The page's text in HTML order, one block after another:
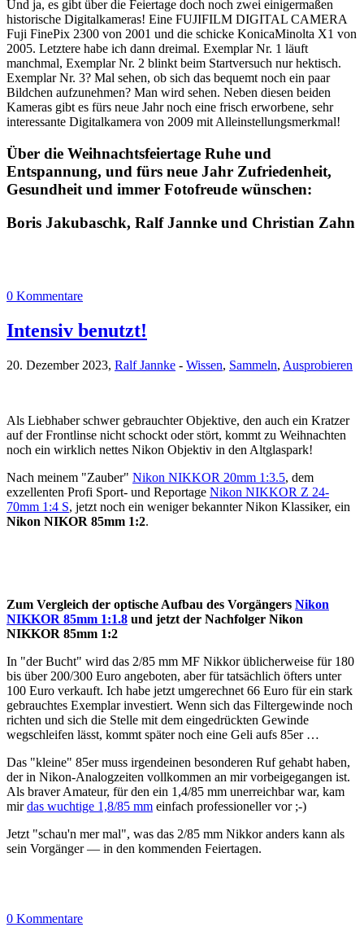
Und ja, es gibt über die Feiertage doch noch zwei einigermaßen
historische Digitalkameras! Eine FUJIFILM DIGITAL CAMERA
Fuji FinePix 2300 von 2001 und die schicke KonicaMinolta X1 von
2005. Letztere habe ich dann dreimal. Exemplar Nr. 1 läuft
manchmal, Exemplar Nr. 2 blinkt beim Startversuch nur hektisch.
Exemplar Nr. 3? Mal sehen, ob sich das bequemt noch ein paar
Bildchen aufzunehmen? Man wird sehen. Neben diesen beiden
Kameras gibt es fürs neue Jahr noch eine frisch erworbene, sehr
interessante Digitalkamera von 2009 mit Alleinstellungsmerkmal!
Über die Weihnachtsfeiertage Ruhe und
Entspannung, und fürs neue Jahr Zufriedenheit,
Gesundheit und immer Fotofreude wünschen:
Boris Jakubaschk, Ralf Jannke und Christian Zahn
0 Kommentare
Intensiv benutzt!
20. Dezember 2023, Ralf Jannke - Wissen, Sammeln, Ausprobieren
Als Liebhaber schwer gebrauchter Objektive, den auch ein Kratzer
auf der Frontlinse nicht schockt oder stört, kommt zu Weihnachten
noch ein wirklich nettes Nikon Objektiv in den Altglaspark!
Nach meinem "Zauber" Nikon NIKKOR 20mm 1:3.5, dem
exzellenten Profi Sport- und Reportage Nikon NIKKOR Z 24-
70mm 1:4 S, jetzt noch ein weniger bekannter Nikon Klassiker, ein
Nikon NIKOR 85mm 1:2.
Zum Vergleich der optische Aufbau des Vorgängers Nikon
NIKKOR 85mm 1:1.8 und jetzt der Nachfolger Nikon
NIKKOR 85mm 1:2
In "der Bucht" wird das 2/85 mm MF Nikkor üblicherweise für 180
bis über 200/300 Euro angeboten, aber für tatsächlich öfters unter
100 Euro verkauft. Ich habe jetzt umgerechnet 66 Euro für ein stark
gebrauchtes Exemplar investiert. Wenn sich das Filtergewinde noch
richten und sich die Stelle mit dem eingedrückten Gewinde
wegschleifen lässt, kommt später noch eine Geli aufs 85er …
Das "kleine" 85er muss irgendeinen besonderen Ruf gehabt haben,
der in Nikon-Analogzeiten vollkommen an mir vorbeigegangen ist.
Als braver Amateur, für den ein 1,4/85 mm unerreichbar war, kam
mirdas wuchtige 1,8/85 mm einfach professioneller vor ;-)
Jetzt "schau'n mer mal", was das 2/85 mm Nikkor anders kann als
sein Vorgänger — in den kommenden Feiertagen.
0 Kommentare